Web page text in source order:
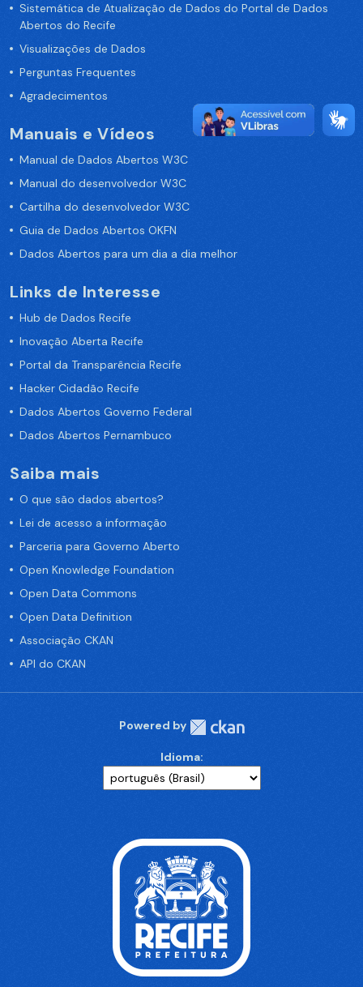
Sistemática de Atualização de Dados do Portal de Dados
Abertos do Recife
Visualizações de Dados
Perguntas Frequentes
Agradecimentos
Manuais e Vídeos
Manual de Dados Abertos W3C
Manual do desenvolvedor W3C
Cartilha do desenvolvedor W3C
Guia de Dados Abertos OKFN
Dados Abertos para um dia a dia melhor
Links de Interesse
Hub de Dados Recife
Inovação Aberta Recife
Portal da Transparência Recife
Hacker Cidadão Recife
Dados Abertos Governo Federal
Dados Abertos Pernambuco
Saiba mais
O que são dados abertos?
Lei de acesso a informação
Parceria para Governo Aberto
Open Knowledge Foundation
Open Data Commons
Open Data Definition
Associação CKAN
API do CKAN
Powered by
Idioma